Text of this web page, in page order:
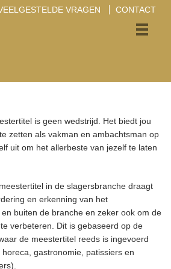
VRAGEN CONTACT
is geen wedstrijd. Het biedt jou
zetten als vakman en ambachtsman op
uit om het allerbeste van jezelf te laten
in de slagersbranche draagt
en erkenning van het
buiten de branche en zeker ook om de
verbeteren. Dit is gebaseerd op de
de meestertitel reeds is ingevoerd
gastronomie, patissiers en